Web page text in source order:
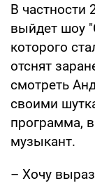
В частности
выйдет шоу
которого
отснят
смотреть
своими
программа,
музыкант.
– Хочу